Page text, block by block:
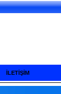
İLETİŞİM